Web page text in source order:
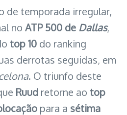
de temporada irregular,
no ATP 500 de Dallas,
top 10 do ranking
derrotas seguidas, em
. O triunfo deste
Ruud retorne ao top
para a sétima